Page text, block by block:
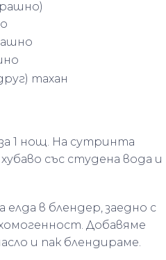
тахан
1 нощ. На сутринта
със студена вода и
в блендер, заедно с
Добавяме
и пак блендираме.